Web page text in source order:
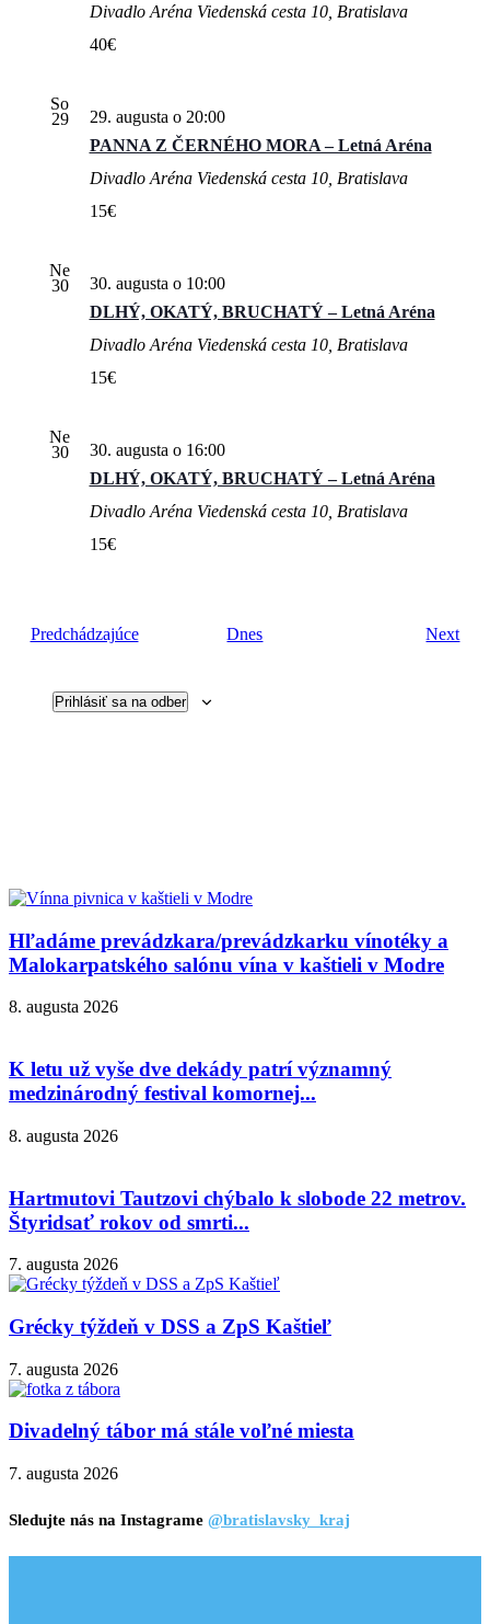
Divadlo Aréna Viedenská cesta 10, Bratislava
40€
So
29
PANNA Z ČERNÉHO MORA – Letná Aréna
29. augusta o 20:00
Divadlo Aréna Viedenská cesta 10, Bratislava
15€
Ne
30
DLHÝ, OKATÝ, BRUCHATÝ – Letná Aréna
30. augusta o 10:00
Divadlo Aréna Viedenská cesta 10, Bratislava
15€
Ne
30
DLHÝ, OKATÝ, BRUCHATÝ – Letná Aréna
30. augusta o 16:00
Divadlo Aréna Viedenská cesta 10, Bratislava
15€
PredchádzajúceUdalosti Dnes Next
Prihlásiť sa na odber
Hľadáme prevádzkara/prevádzkarku vínotéky a
Malokarpatského salónu vína v kaštieli v Modre
8. augusta 2026
K letu už vyše dve dekády patrí významný
medzinárodný festival komornej...
8. augusta 2026
Hartmutovi Tautzovi chýbalo k slobode 22 metrov.
Štyridsať rokov od smrti...
7. augusta 2026
Grécky týždeň v DSS a ZpS Kaštieľ
7. augusta 2026
Divadelný tábor má stále voľné miesta
7. augusta 2026
Sledujte nás na Instagrame @bratislavsky_kraj